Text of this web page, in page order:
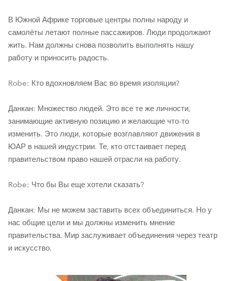
В Южной Африке торговые центры полны народу и
самолёты летают полные пассажиров. Люди продолжают
жить. Нам должны снова позволить выполнять нашу
работу и приносить радость.
Robe: Кто вдохновляем Вас во время изоляции?
Данкан: Множество людей. Это все те же личности,
занимающие активную позицию и желающие что-то
изменить. Это люди, которые возглавляют движения в
ЮАР в нашей индустрии. Те, кто отстаивает перед
правительством право нашей отрасли на работу.
Robe: Что бы Вы еще хотели сказать?
Данкан: Мы не можем заставить всех объединиться. Но у
нас общие цели и мы должны изменить мнение
правительства. Мир заслуживает объединения через театр
и искусство.